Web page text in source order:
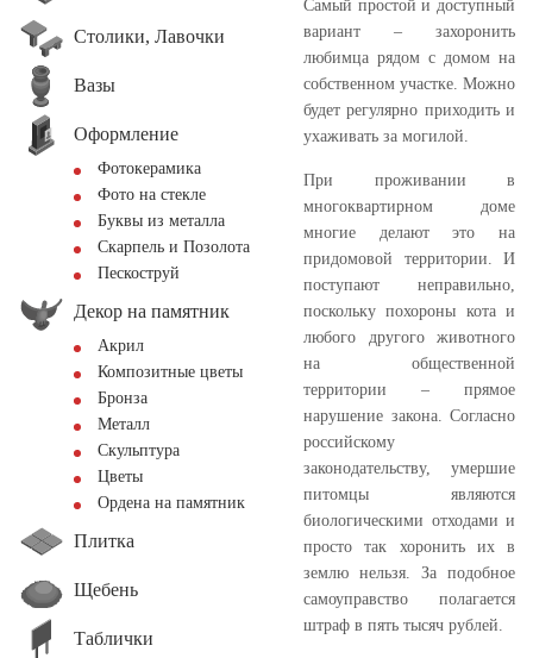
Столики, Лавочки
Вазы
Оформление
Фотокерамика
Фото на стекле
Буквы из металла
Скарпель и Позолота
Пескоструй
Декор на памятник
Акрил
Композитные цветы
Бронза
Металл
Скульптура
Цветы
Ордена на памятник
Плитка
Щебень
Таблички
Самый простой и доступный
вариант – захоронить
любимца рядом с домом на
собственном участке. Можно
будет регулярно приходить и
ухаживать за могилой.
При проживании в
многоквартирном доме
многие делают это на
придомовой территории. И
поступают неправильно,
поскольку похороны кота и
любого другого животного
на общественной
территории – прямое
нарушение закона. Согласно
российскому
законодательству, умершие
питомцы являются
биологическими отходами и
просто так хоронить их в
землю нельзя. За подобное
самоуправство полагается
штраф в пять тысяч рублей.